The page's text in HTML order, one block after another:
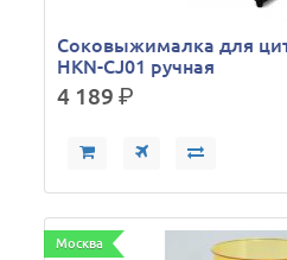
Соковыжималка для
HKN-CJ01 ручная
4 189р.
Москва